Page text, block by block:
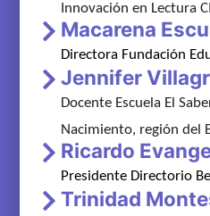
Innovación en Lectura
Macarena
Directora Fundación
Jennifer
Docente Escuela El
Nacimiento, región del
Ricardo
Presidente Directorio
Trinidad